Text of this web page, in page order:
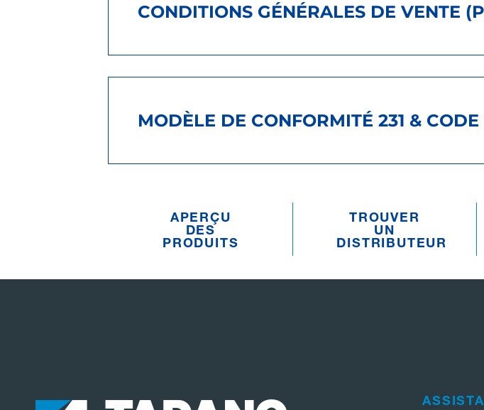
CONDITIONS GÉNÉRALES DE VENTE
MODÈLE DE CONFORMITÉ 231 &
APERÇU
DES
PRODUITS
TROUVER
UN
DISTRIBUTEUR